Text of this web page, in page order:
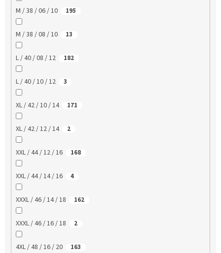
M / 38 / 06 / 10 195
M / 38 / 08 / 10 13
L / 40 / 08 / 12 182
L / 40 / 10 / 12 3
XL / 42 / 10 / 14 171
XL / 42 / 12 / 14 2
XXL / 44 / 12 / 16 168
XXL / 44 / 14 / 16 4
XXXL / 46 / 14 / 18 162
XXXL / 46 / 16 / 18 2
4XL / 48 / 16 / 20 163